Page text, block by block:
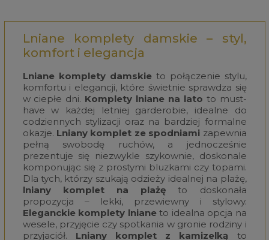
Lniane komplety damskie – styl,
komfort i elegancja
Lniane komplety damskieto połączenie stylu,
komfortu i elegancji, które świetnie sprawdza się
w ciepłe dni. Komplety lniane na lato to must-
have w każdej letniej garderobie, idealne do
codziennych stylizacji oraz na bardziej formalne
okazje. Lniany komplet ze spodniami zapewnia
pełną swobodę ruchów, a jednocześnie
prezentuje się niezwykle szykownie, doskonale
komponując się z prostymi bluzkami czy topami.
Dla tych, którzy szukają odzieży idealnej na plażę,
lniany komplet na plażę to doskonała
propozycja – lekki, przewiewny i stylowy.
Eleganckie komplety lnianeto idealna opcja na
wesele, przyjęcie czy spotkania w gronie rodziny i
przyjaciół. Lniany komplet z kamizelką to